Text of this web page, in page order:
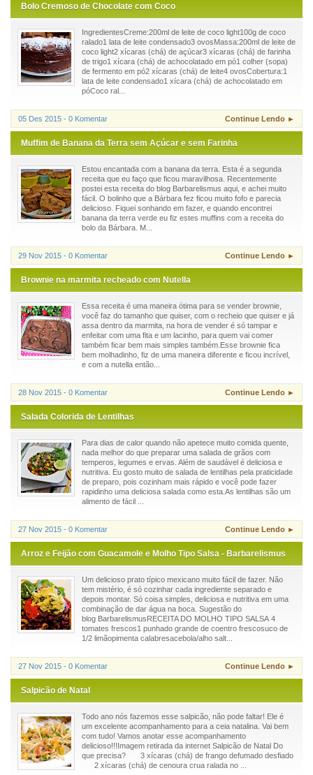
Bolo Cremoso de Chocolate com Coco
IngredientesCreme:200ml de leite de coco light100g de coco
ralado1 lata de leite condensado3 ovosMassa:200ml de leite de
coco light2 xícaras (chá) de açúcar3 xícaras (chá) de farinha
de trigo1 xícara (chá) de achocolatado em pó1 colher (sopa)
de fermento em pó2 xícaras (chá) de leite4 ovosCobertura:1
lata de leite condensado1 xícara (chá) de achocolatado em
póCoco ral...
05 Des 2015 - 0 Komentar Continue Lendo ►
Muffim de Banana da Terra sem Açúcar e sem Farinha
Estou encantada com a banana da terra. Esta é a segunda
receita que eu faço que ficou maravilhosa. Recentemente
postei esta receita do blog Barbarelismus aqui, e achei muito
fácil. O bolinho que a Bárbara fez ficou muito fofo e parecia
delicioso. Fiquei sonhando em fazer, e quando encontrei
banana da terra verde eu fiz estes muffins com a receita do
bolo da Bárbara. M...
29 Nov 2015 - 0 Komentar Continue Lendo ►
Brownie na marmita recheado com Nutella
Essa receita é uma maneira ótima para se vender brownie,
você faz do tamanho que quiser, com o recheio que quiser e já
assa dentro da marmita, na hora de vender é só tampar e
enfeitar com uma fita e um lacinho, para quem vai comer
também ficar bem mais simples também.Esse brownie fica
bem molhadinho, fiz de uma maneira diferente e ficou incrível,
e com a nutella então...
28 Nov 2015 - 0 Komentar Continue Lendo ►
Salada Colorida de Lentilhas
Para dias de calor quando não apetece muito comida quente,
nada melhor do que preparar uma salada de grãos com
temperos, legumes e ervas. Além de saudável é deliciosa e
nutritiva. Eu gosto muito de salada de lentilhas pela praticidade
de preparo, pois cozinham mais rápido e você pode fazer
rapidinho uma deliciosa salada como esta.As lentilhas são um
alimento de fácil ...
27 Nov 2015 - 0 Komentar Continue Lendo ►
Arroz e Feijão com Guacamole e Molho Tipo Salsa - Barbarelismus
Um delicioso prato típico mexicano muito fácil de fazer. Não
tem mistério, é só cozinhar cada ingrediente separado e
depois montar. Só coisa simples, deliciosa e nutritiva em uma
combinação de dar água na boca. Sugestão do
blog BarbarelismusRECEITA DO MOLHO TIPO SALSA 4
tomates frescos1 punhado grande de coentro frescosuco de
1/2 limãopimenta calabresacebola/alho salt...
27 Nov 2015 - 0 Komentar Continue Lendo ►
Salpicão de Natal
Todo ano nós fazemos esse salpicão, não pode faltar! Ele é
um excelente acompanhamento para a ceia natalina. Vai bem
com tudo! Vamos anotar esse acompanhamento
delicioso!!!Imagem retirada da internet Salpicão de Natal Do
que precisa? 3 xícaras (chá) de frango defumado desfiado
2 xícaras (chá) de cenoura crua ralada no ...